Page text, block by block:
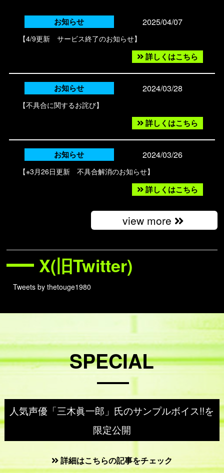
お知らせ 2025/04/07
【4/9更新 サービス終了のお知らせ】
詳しくはこちら
お知らせ 2024/03/28
【不具合に関するお詫び】
詳しくはこちら
お知らせ 2024/03/26
【※3月26日更新 不具合解消のお知らせ】
詳しくはこちら
view more
X(旧Twitter)
Tweets by thetouge1980
SPECIAL
人気声優「三木眞一郎」氏のサンプルボイス!!を
限定公開
詳細はこちらの記事をチェック